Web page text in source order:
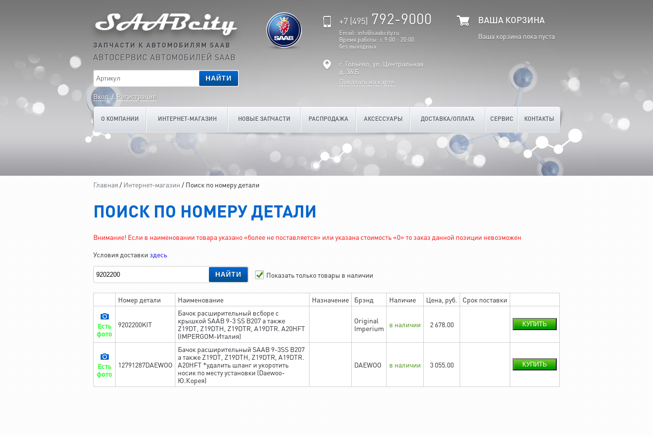
ЗАПЧАСТИ К АВТОМОБИЛЯМ SAAB
АВТОСЕРВИС АВТОМОБИЛЕЙ SAAB
НАЙТИ
Вход/Регистрация
ВАША КОРЗИНА
Ваша корзина пока пуста
+7 (495) 792-9000
Email: info@saabcity.ru
Время работы: с 9:00 - 20:00
без выходных
г. Гольёво, ул. Центральная
д. 36 Б
Показать на карте
О КОМПАНИИ ИНТЕРНЕТ-МАГАЗИН НОВЫЕ ЗАПЧАСТИ РАСПРОДАЖА АКСЕССУАРЫ ДОСТАВКА/ОПЛАТА СЕРВИС КОНТАКТЫ
Главная / Интернет-магазин / Поиск по номеру детали
ПОИСК ПО НОМЕРУ ДЕТАЛИ
Внимание! Если в наименовании товара указано «более не поставляется» или указана стоимость «0» то заказ данной позиции невозможен
Условия доставки здесь
НАЙТИ Показать только товары в наличии
Номер детали Наименование Назначение Брэнд Наличие Цена, руб. Срок поставки
Есть
фото
9202200KIT
Бачок расширительный всборе с
крышкой SAAB 9-3 SS B207 а также
Z19DT, Z19DTH, Z19DTR, A19DTR. A20HFT
(IMPERGOM-Италия)
Original
Imperium
в наличии 2 678.00 КУПИТЬ
Есть
фото
12791287DAEWOO
Бачок расширительный SAAB 9-3SS B207
а также Z19DT, Z19DTH, Z19DTR, A19DTR.
A20HFT *удалить шланг и укоротить
носик по месту установки (Daewoo-
Ю.Корея)
DAEWOO в наличии 3 055.00 КУПИТЬ